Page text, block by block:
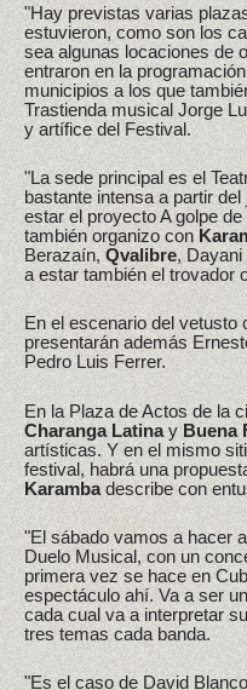
"Hay previstas varias
estuvieron, como son los
sea algunas locaciones de
entraron en la
municipios a los que
Trastienda musical Jorge
y artífice del Festival.
"La sede principal es el
bastante intensa a partir
estar el proyecto A golpe
también organizo con
Berazaín,Qvalibre,
a estar también el trovador
En el escenario del vetusto
presentarán además
Pedro Luis Ferrer.
En la Plaza de Actos de la
Charanga LatinayBuena
artísticas. Y en el mismo
festival, habrá una
Karambadescribe con
"El sábado vamos a hacer
Duelo Musical, con un
primera vez se hace en
espectáculo ahí. Va a ser
cada cual va a interpretar
tres temas cada banda.
"Es el caso de David